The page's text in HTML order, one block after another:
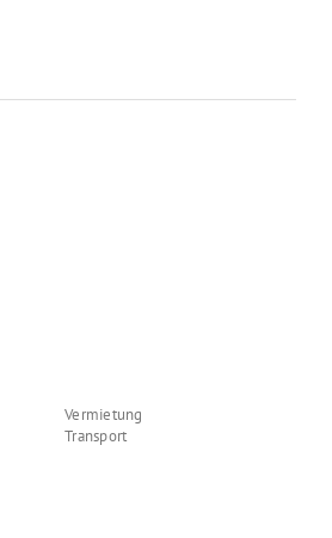
Vermietung
Transport